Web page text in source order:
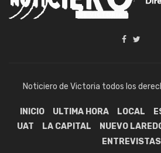
Noticiero de Victoria todos los
INICIO ULTIMA HORA LOCAL
UAT
LA CAPITAL NUEVO
ENTREVISTAS